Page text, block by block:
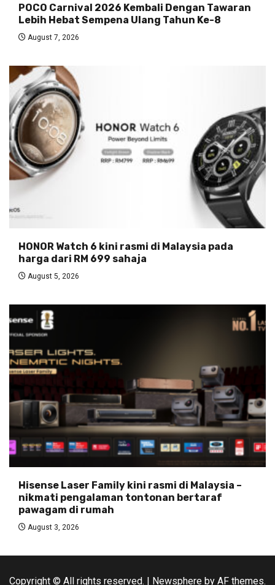
POCO Carnival 2026 Kembali Dengan Tawaran
Lebih Hebat Sempena Ulang Tahun Ke-8
August 7, 2026
HONOR Watch 6 kini rasmi di Malaysia pada
harga dari RM 699 sahaja
August 5, 2026
Hisense Laser Family kini rasmi di Malaysia –
nikmati pengalaman tontonan bertaraf
pawagam di rumah
August 3, 2026
Copyright © All rights reserved. | Newsphere by AF themes.